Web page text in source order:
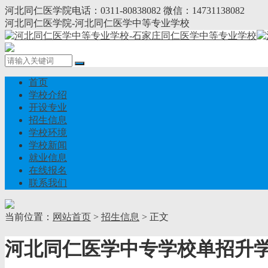
河北同仁医学院电话：0311-80838082 微信：14731138082
河北同仁医学院-河北同仁医学中等专业学校
首页
学校介绍
开设专业
招生信息
学校环境
学校新闻
就业信息
在线报名
联系我们
当前位置： 网站首页 > 招生信息 > 正文
河北同仁医学中专学校单招升